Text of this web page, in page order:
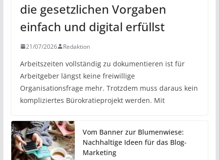
die gesetzlichen Vorgaben
einfach und digital erfüllst
21/07/2026 Redaktion
Arbeitszeiten vollständig zu dokumentieren ist für
Arbeitgeber längst keine freiwillige
Organisationsfrage mehr. Trotzdem muss daraus kein
kompliziertes Bürokratieprojekt werden. Mit
Vom Banner zur Blumenwiese:
Nachhaltige Ideen für das Blog-
Marketing